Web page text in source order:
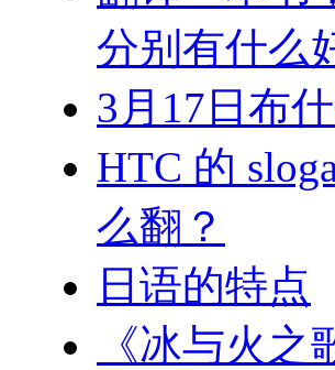
分别有什么
3月17日布
HTC 的
么翻？
日语的特点
《冰与火